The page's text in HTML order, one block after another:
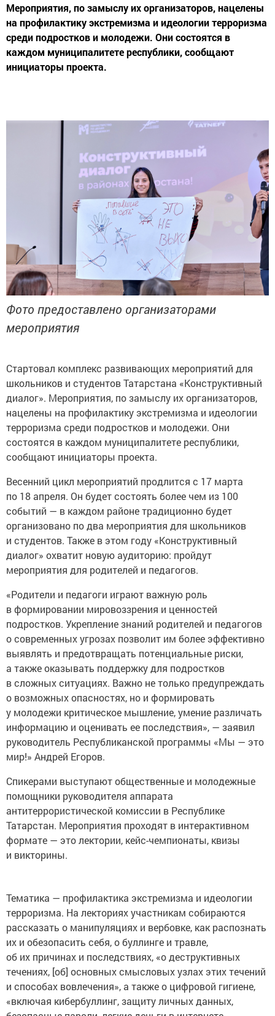
Мероприятия, по замыслу их организаторов, нацелены
на профилактику экстремизма и идеологии терроризма
среди подростков и молодежи. Они состоятся в
каждом муниципалитете республики, сообщают
инициаторы проекта.
Фото предоставлено организаторами
мероприятия
Стартовал комплекс развивающих мероприятий для
школьников и студентов Татарстана «Конструктивный
диалог». Мероприятия, по замыслу их организаторов,
нацелены на профилактику экстремизма и идеологии
терроризма среди подростков и молодежи. Они
состоятся в каждом муниципалитете республики,
сообщают инициаторы проекта.
Весенний цикл мероприятий продлится с 17 марта
по 18 апреля. Он будет состоять более чем из 100
событий — в каждом районе традиционно будет
организовано по два мероприятия для школьников
и студентов. Также в этом году «Конструктивный
диалог» охватит новую аудиторию: пройдут
мероприятия для родителей и педагогов.
«Родители и педагоги играют важную роль
в формировании мировоззрения и ценностей
подростков. Укрепление знаний родителей и педагогов
о современных угрозах позволит им более эффективно
выявлять и предотвращать потенциальные риски,
а также оказывать поддержку для подростков
в сложных ситуациях. Важно не только предупреждать
о возможных опасностях, но и формировать
у молодежи критическое мышление, умение различать
информацию и оценивать ее последствия», — заявил
руководитель Республиканской программы «Мы — это
мир!» Андрей Егоров.
Спикерами выступают общественные и молодежные
помощники руководителя аппарата
антитеррористической комиссии в Республике
Татарстан. Мероприятия проходят в интерактивном
формате — это лектории, кейс-чемпионаты, квизы
и викторины.
Тематика — профилактика экстремизма и идеологии
терроризма. На лекториях участникам собираются
рассказать о манипуляциях и вербовке, как распознать
их и обезопасить себя, о буллинге и травле,
об их причинах и последствиях, «о деструктивных
течениях, [об] основных смысловых узлах этих течений
и способах вовлечения», а также о цифровой гигиене,
«включая кибербуллинг, защиту личных данных,